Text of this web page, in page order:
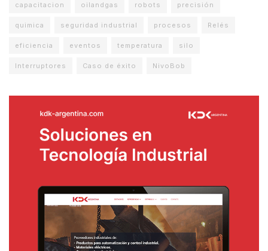
capacitacion oilandgas robots precisión
quimica seguridad industrial procesos Relés
eficiencia eventos temperatura silo
Interruptores Caso de éxito NivoBob